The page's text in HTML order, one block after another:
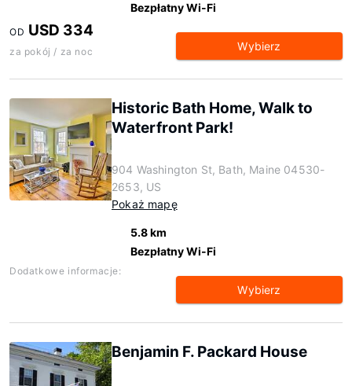
Bezpłatny Wi-Fi
OD USD 334
za pokój / za noc Wybierz
Historic Bath Home, Walk to
Waterfront Park!
904 Washington St, Bath, Maine 04530-
2653, US
Pokaż mapę
5.8 km
Bezpłatny Wi-Fi
Dodatkowe informacje:
Wybierz
Benjamin F. Packard House